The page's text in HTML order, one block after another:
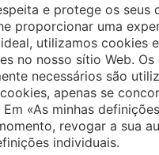
e protege os seus
proporcionar uma
utilizamos cookies
no nosso sítio Web.
necessários são
apenas se
«As minhas
revogar a sua
individuais.